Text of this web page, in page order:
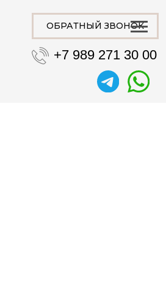
+7 989 271 30 00